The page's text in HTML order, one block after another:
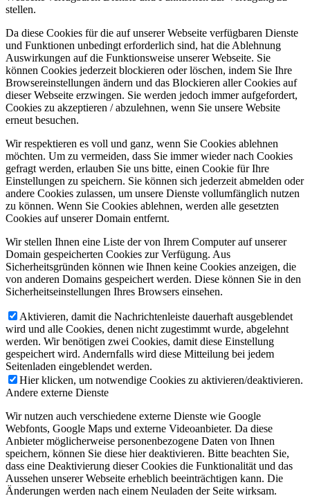
stellen.
Da diese Cookies für die auf unserer Webseite verfügbaren Dienste
und Funktionen unbedingt erforderlich sind, hat die Ablehnung
Auswirkungen auf die Funktionsweise unserer Webseite. Sie
können Cookies jederzeit blockieren oder löschen, indem Sie Ihre
Browsereinstellungen ändern und das Blockieren aller Cookies auf
dieser Webseite erzwingen. Sie werden jedoch immer aufgefordert,
Cookies zu akzeptieren / abzulehnen, wenn Sie unsere Website
erneut besuchen.
Wir respektieren es voll und ganz, wenn Sie Cookies ablehnen
möchten. Um zu vermeiden, dass Sie immer wieder nach Cookies
gefragt werden, erlauben Sie uns bitte, einen Cookie für Ihre
Einstellungen zu speichern. Sie können sich jederzeit abmelden oder
andere Cookies zulassen, um unsere Dienste vollumfänglich nutzen
zu können. Wenn Sie Cookies ablehnen, werden alle gesetzten
Cookies auf unserer Domain entfernt.
Wir stellen Ihnen eine Liste der von Ihrem Computer auf unserer
Domain gespeicherten Cookies zur Verfügung. Aus
Sicherheitsgründen können wie Ihnen keine Cookies anzeigen, die
von anderen Domains gespeichert werden. Diese können Sie in den
Sicherheitseinstellungen Ihres Browsers einsehen.
Aktivieren, damit die Nachrichtenleiste dauerhaft ausgeblendet
wird und alle Cookies, denen nicht zugestimmt wurde, abgelehnt
werden. Wir benötigen zwei Cookies, damit diese Einstellung
gespeichert wird. Andernfalls wird diese Mitteilung bei jedem
Seitenladen eingeblendet werden.
Hier klicken, um notwendige Cookies zu aktivieren/deaktivieren.
Andere externe Dienste
Wir nutzen auch verschiedene externe Dienste wie Google
Webfonts, Google Maps und externe Videoanbieter. Da diese
Anbieter möglicherweise personenbezogene Daten von Ihnen
speichern, können Sie diese hier deaktivieren. Bitte beachten Sie,
dass eine Deaktivierung dieser Cookies die Funktionalität und das
Aussehen unserer Webseite erheblich beeinträchtigen kann. Die
Änderungen werden nach einem Neuladen der Seite wirksam.